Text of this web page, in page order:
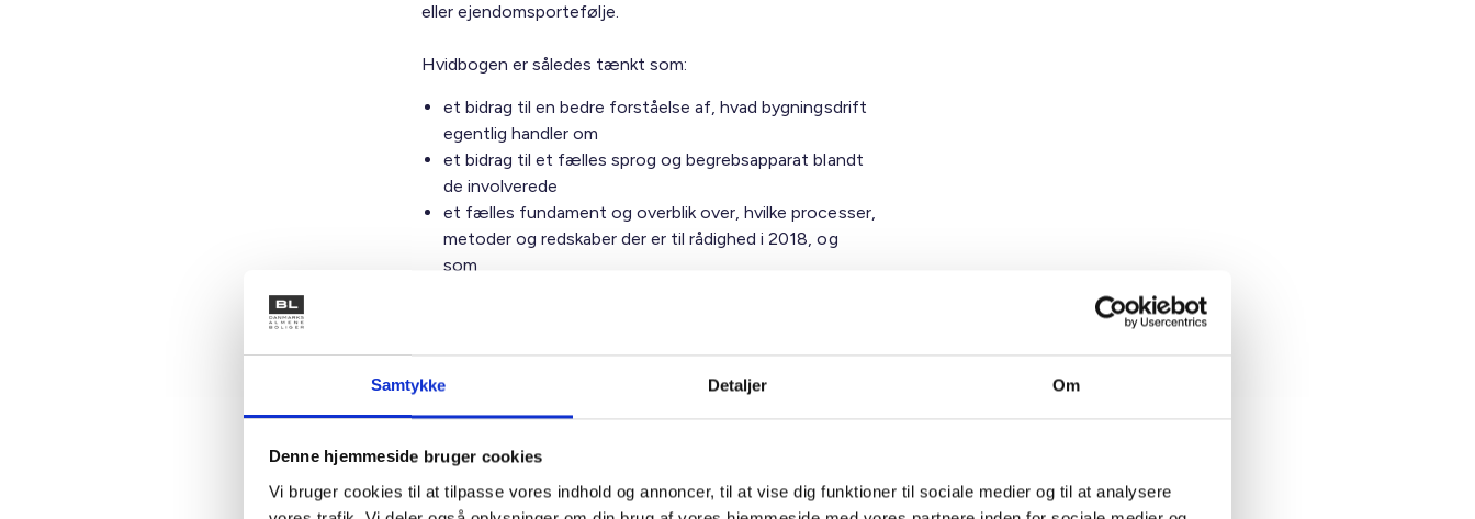
Samtykke Detaljer Om
Denne hjemmeside bruger cookies
Vi bruger cookies til at tilpasse vores indhold og annoncer, til at vise dig funktioner til sociale medier og til at analysere
eller ejendomsportefølje.
Hvidbogen er således tænkt som:
et bidrag til en bedre forståelse af, hvad bygningsdrift
egentlig handler om
et bidrag til et fælles sprog og begrebsapparat blandt
de involverede
et fælles fundament og overblik over, hvilke processer,
metoder og redskaber der er til rådighed i 2018, og
som
Kontakt